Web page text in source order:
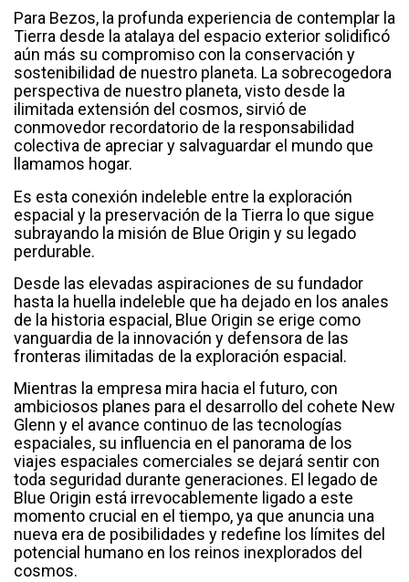
Para Bezos, la profunda experiencia de contemplar la
Tierra desde la atalaya del espacio exterior solidificó
aún más su compromiso con la conservación y
sostenibilidad de nuestro planeta. La sobrecogedora
perspectiva de nuestro planeta, visto desde la
ilimitada extensión del cosmos, sirvió de
conmovedor recordatorio de la responsabilidad
colectiva de apreciar y salvaguardar el mundo que
llamamos hogar.
Es esta conexión indeleble entre la exploración
espacial y la preservación de la Tierra lo que sigue
subrayando la misión de Blue Origin y su legado
perdurable.
Desde las elevadas aspiraciones de su fundador
hasta la huella indeleble que ha dejado en los anales
de la historia espacial, Blue Origin se erige como
vanguardia de la innovación y defensora de las
fronteras ilimitadas de la exploración espacial.
Mientras la empresa mira hacia el futuro, con
ambiciosos planes para el desarrollo del cohete New
Glenn y el avance continuo de las tecnologías
espaciales, su influencia en el panorama de los
viajes espaciales comerciales se dejará sentir con
toda seguridad durante generaciones. El legado de
Blue Origin está irrevocablemente ligado a este
momento crucial en el tiempo, ya que anuncia una
nueva era de posibilidades y redefine los límites del
potencial humano en los reinos inexplorados del
cosmos.